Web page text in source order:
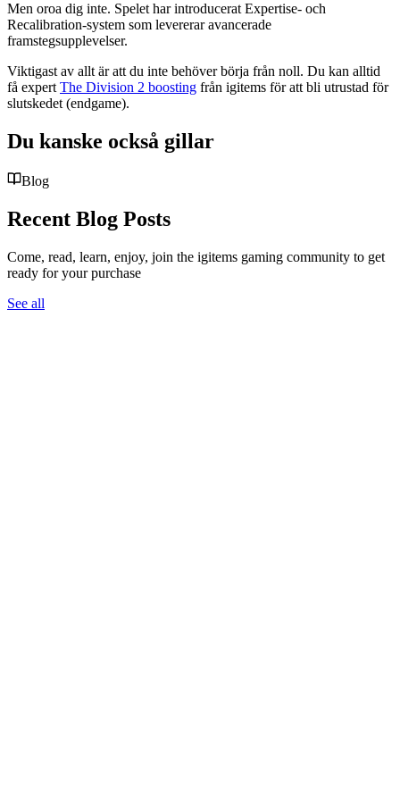
Men oroa dig inte. Spelet har introducerat Expertise- och
Recalibration-system som levererar avancerade
framstegsupplevelser.
Viktigast av allt är att du inte behöver börja från noll. Du kan alltid
få expertThe Division 2 boosting från igitems för att bli utrustad för
slutskedet (endgame).
Du kanske också gillar
Blog
Recent Blog Posts
Come, read, learn, enjoy, join the igitems gaming community to get
ready for your purchase
See all